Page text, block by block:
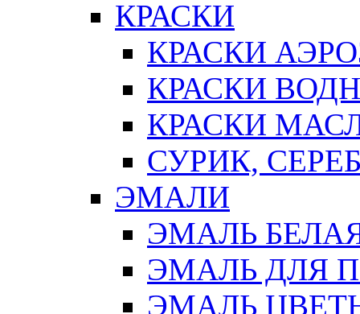
КРАСКИ
КРАСКИ
КРАСКИ
КРАСКИ
СУРИК,
ЭМАЛИ
ЭМАЛЬ
ЭМАЛЬ ДЛЯ
ЭМАЛЬ